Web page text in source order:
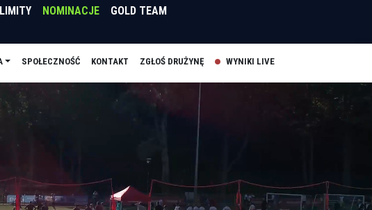
LIMITY NOMINACJE GOLD TEAM
SPOŁECZNOŚĆ KONTAKT ZGŁOŚ DRUŻYNĘ WYNIKI LIVE